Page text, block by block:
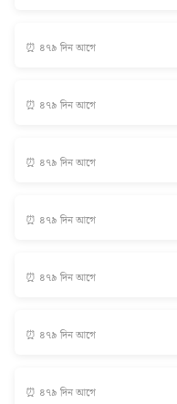
⏰ ৪৭৯ দিন আগে
⏰ ৪৭৯ দিন আগে
⏰ ৪৭৯ দিন আগে
⏰ ৪৭৯ দিন আগে
⏰ ৪৭৯ দিন আগে
⏰ ৪৭৯ দিন আগে
⏰ ৪৭৯ দিন আগে